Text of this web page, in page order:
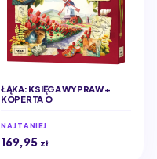
ŁĄKA: KSIĘGA WYPRAW +
KOPERTA O
NAJTANIEJ
169,95 zł